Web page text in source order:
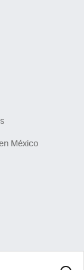
México